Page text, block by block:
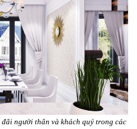
người thân và khách quý trong các